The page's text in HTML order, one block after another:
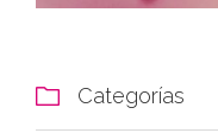
 Categorías